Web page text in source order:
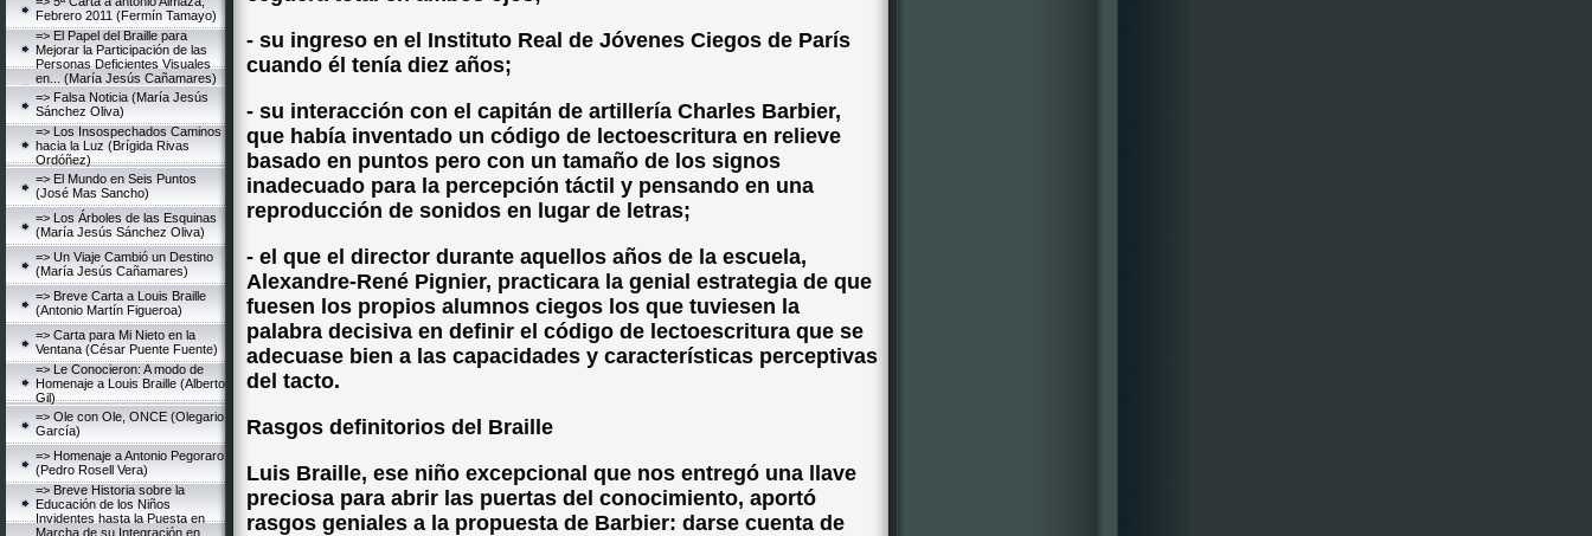
Febrero 2011 (Fermín Tamayo)
=> El Papel del Braille para
Mejorar la Participación de las
Personas Deficientes Visuales
en... (María Jesús Cañamares)
=> Falsa Noticia (María Jesús
Sánchez Oliva)
=> Los Insospechados Caminos
hacia la Luz (Brígida Rivas
Ordóñez)
=> El Mundo en Seis Puntos
(José Mas Sancho)
=> Los Árboles de las Esquinas
(María Jesús Sánchez Oliva)
=> Un Viaje Cambió un Destino
(María Jesús Cañamares)
=> Breve Carta a Louis Braille
(Antonio Martín Figueroa)
=> Carta para Mi Nieto en la
Ventana (César Puente Fuente)
=> Le Conocieron: A modo de
Homenaje a Louis Braille (Alberto
Gil)
=> Ole con Ole, ONCE (Olegario
García)
=> Homenaje a Antonio Pegoraro
(Pedro Rosell Vera)
=> Breve Historia sobre la
Educación de los Niños
Invidentes hasta la Puesta en
Marcha de su Integración en
- su ingreso en el Instituto Real de Jóvenes Ciegos de París
cuando él tenía diez años;
- su interacción con el capitán de artillería Charles Barbier,
que había inventado un código de lectoescritura en relieve
basado en puntos pero con un tamaño de los signos
inadecuado para la percepción táctil y pensando en una
reproducción de sonidos en lugar de letras;
- el que el director durante aquellos años de la escuela,
Alexandre-René Pignier, practicara la genial estrategia de que
fuesen los propios alumnos ciegos los que tuviesen la
palabra decisiva en definir el código de lectoescritura que se
adecuase bien a las capacidades y características perceptivas
del tacto.
Rasgos definitorios del Braille
Luis Braille, ese niño excepcional que nos entregó una llave
preciosa para abrir las puertas del conocimiento, aportó
rasgos geniales a la propuesta de Barbier: darse cuenta de